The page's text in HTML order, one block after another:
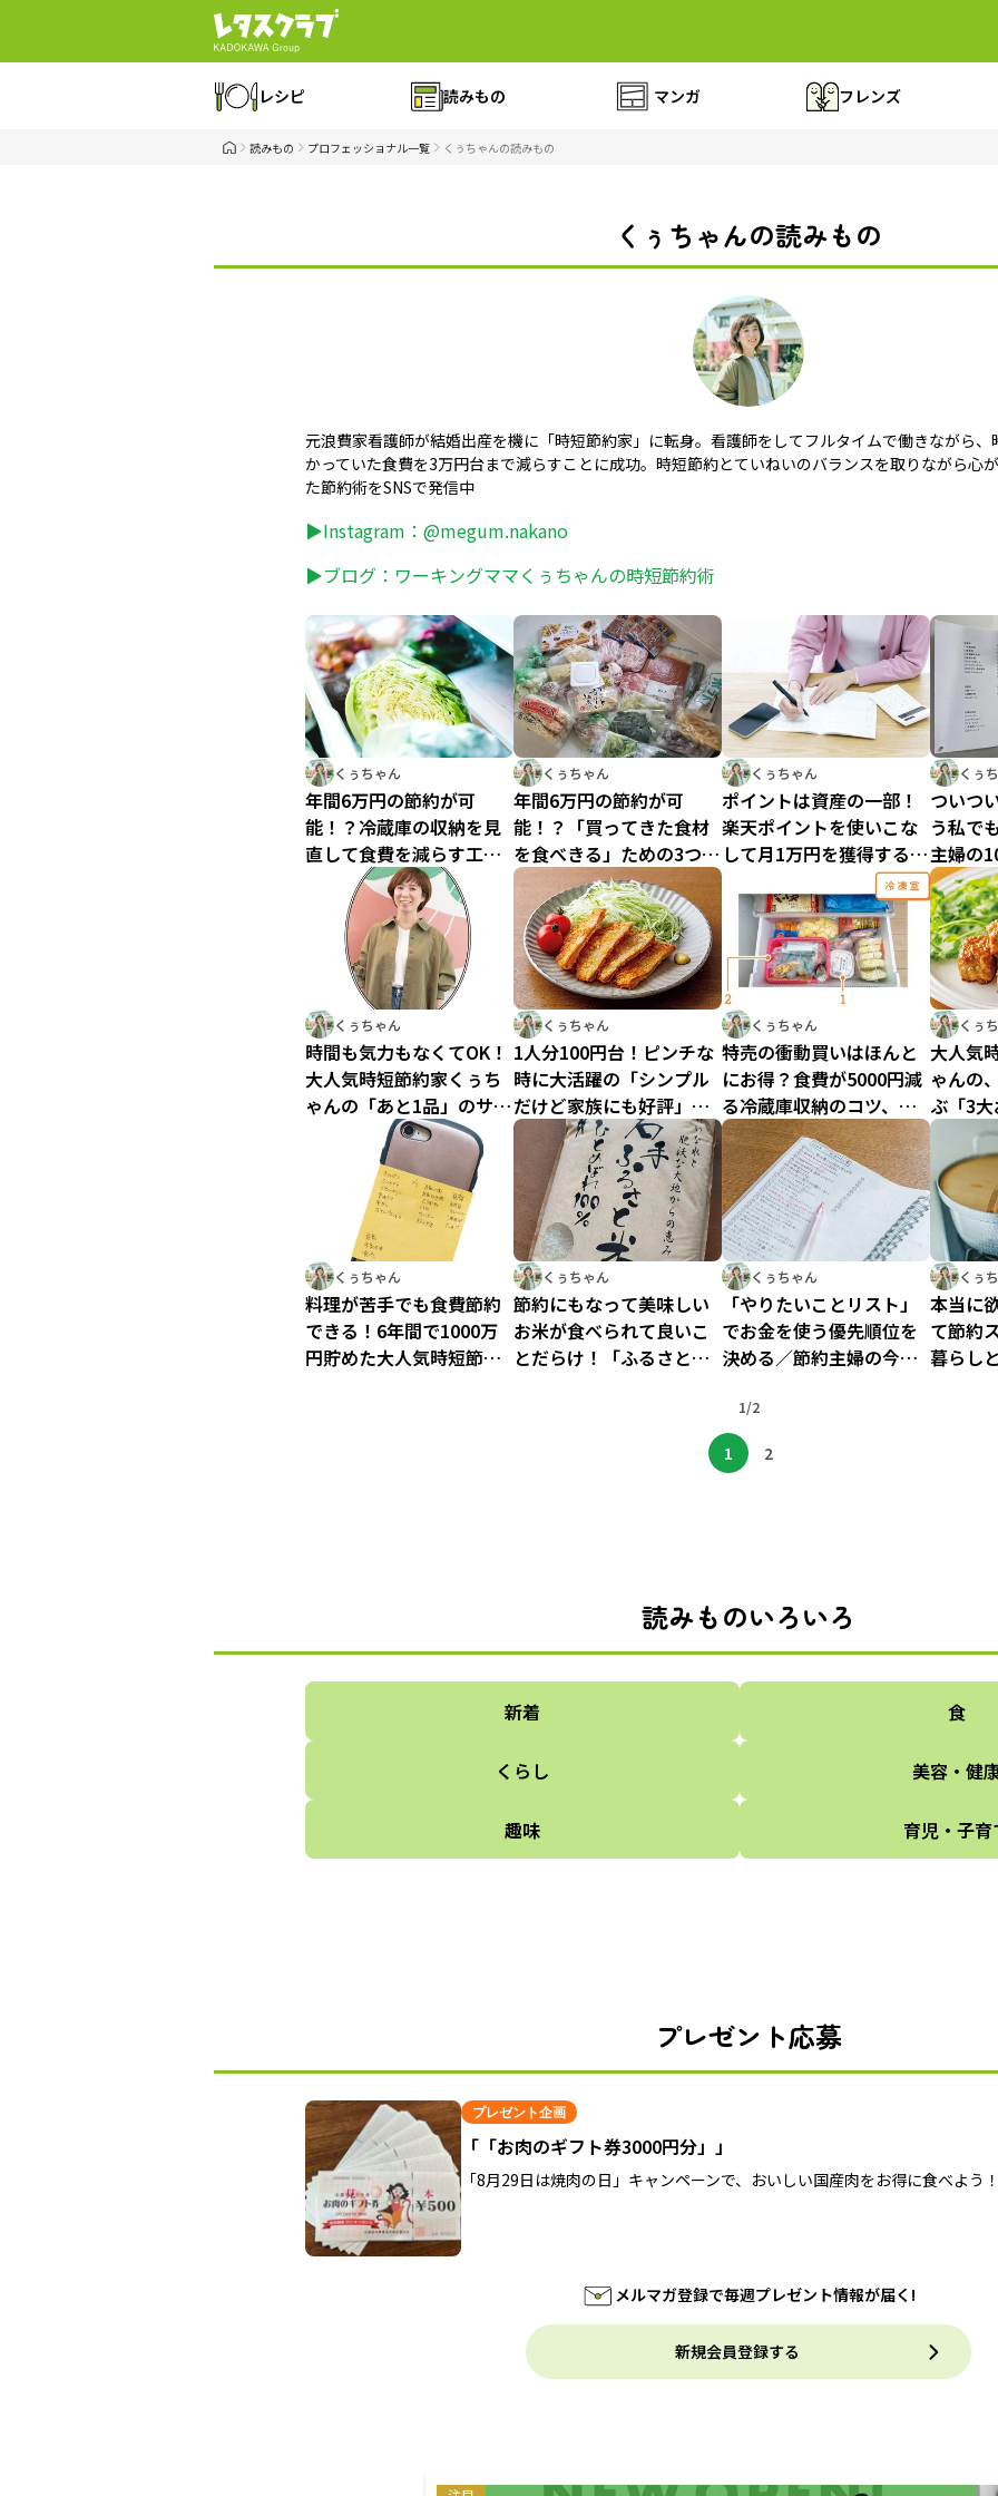
レシピ 読みもの マンガ フレンズ
読みもの プロフェッショナル一覧 くぅちゃんの読みもの
くぅちゃんの読みもの
元浪費家看護師が結婚出産を機に「時短節約家」に転身。看護師をしてフルタイムで働きながら
かっていた食費を3万円台まで減らすことに成功。時短節約とていねいのバランスを取りながら心
た節約術をSNSで発信中
▶Instagram： @megum.nakano
▶ブログ： ワーキングママくぅちゃんの時短節約術
くぅちゃん
年間6万円の節約が可
能！？冷蔵庫の収納を見
直して食費を減らす工夫
／時短節約家くぅちゃん
くぅちゃん
年間6万円の節約が可
能！？「買ってきた食材
を食べきる」ための3つの
コツ／時短節約家くぅち
ゃん
くぅちゃん
ポイントは資産の一部！
楽天ポイントを使いこな
して月1万円を獲得する楽
天活用術／時短節約家く
ぅちゃん
くぅ
ついつ
う私で
主婦の
法／時
ん
くぅちゃん
時間も気力もなくてOK！
大人気時短節約家くぅち
ゃんの「あと1品」のサブ
おかずアイディア
くぅちゃん
1人分100円台！ピンチな
時に大活躍の「シンプル
だけど家族にも好評」な
大満足レシピ
くぅちゃん
特売の衝動買いはほんと
にお得？食費が5000円減
る冷蔵庫収納のコツ、く
ぅちゃんが教えます！！
くぅ
大人気
ゃんの
ぶ「3
し大満
くぅちゃん
料理が苦手でも食費節約
できる！6年間で1000万
円貯めた大人気時短節約
くぅちゃん
節約にもなって美味しい
お米が食べられて良いこ
とだらけ！「ふるさと納
くぅちゃん
「やりたいことリスト」
でお金を使う優先順位を
決める／節約主婦の今す
蓄（8）
くぅ
本当に
て節約
暮らし
1/2
1 2
読みものいろいろ
新着 食
くらし 美容・健
趣味 育児・子育
プレゼント応募
プレゼント企画
「「お肉のギフト券3000円分」」
「8月29日は焼肉の日」キャンペーンで、おいしい国産肉をお得に食べよう
メルマガ登録で毎週プレゼント情報が届く!
新規会員登録する